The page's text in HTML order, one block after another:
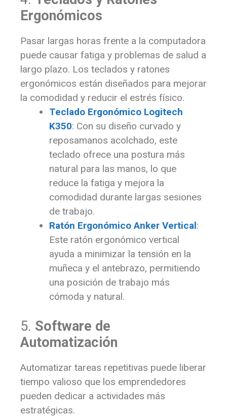
Ergonómicos
Pasar largas horas frente a la computadora
puede causar fatiga y problemas de salud a
largo plazo. Los teclados y ratones
ergonómicos están diseñados para mejorar
la comodidad y reducir el estrés físico.
Teclado Ergonómico Logitech
K350: Con su diseño curvado y
reposamanos acolchado, este
teclado ofrece una postura más
natural para las manos, lo que
reduce la fatiga y mejora la
comodidad durante largas sesiones
de trabajo.
Ratón Ergonómico Anker Vertical:
Este ratón ergonómico vertical
ayuda a minimizar la tensión en la
muñeca y el antebrazo, permitiendo
una posición de trabajo más
cómoda y natural.
5. Software de
Automatización
Automatizar tareas repetitivas puede liberar
tiempo valioso que los emprendedores
pueden dedicar a actividades más
estratégicas.